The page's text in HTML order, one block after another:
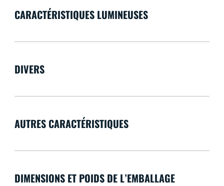
CARACTÉRISTIQUES LUMINEUSES
DIVERS
AUTRES CARACTÉRISTIQUES
DIMENSIONS ET POIDS DE L’EMBALLAGE